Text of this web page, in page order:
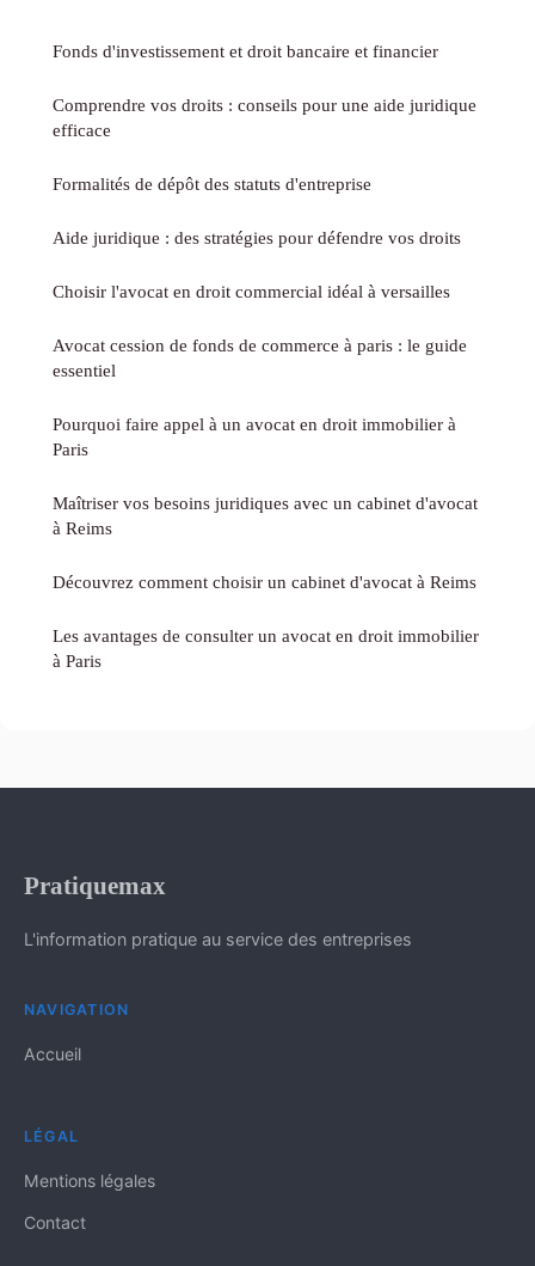
Fonds d'investissement et droit bancaire et financier
Comprendre vos droits : conseils pour une aide juridique
efficace
Formalités de dépôt des statuts d'entreprise
Aide juridique : des stratégies pour défendre vos droits
Choisir l'avocat en droit commercial idéal à versailles
Avocat cession de fonds de commerce à paris : le guide
essentiel
Pourquoi faire appel à un avocat en droit immobilier à
Paris
Maîtriser vos besoins juridiques avec un cabinet d'avocat
à Reims
Découvrez comment choisir un cabinet d'avocat à Reims
Les avantages de consulter un avocat en droit immobilier
à Paris
Pratiquemax
L'information pratique au service des entreprises
NAVIGATION
Accueil
LÉGAL
Mentions légales
Contact